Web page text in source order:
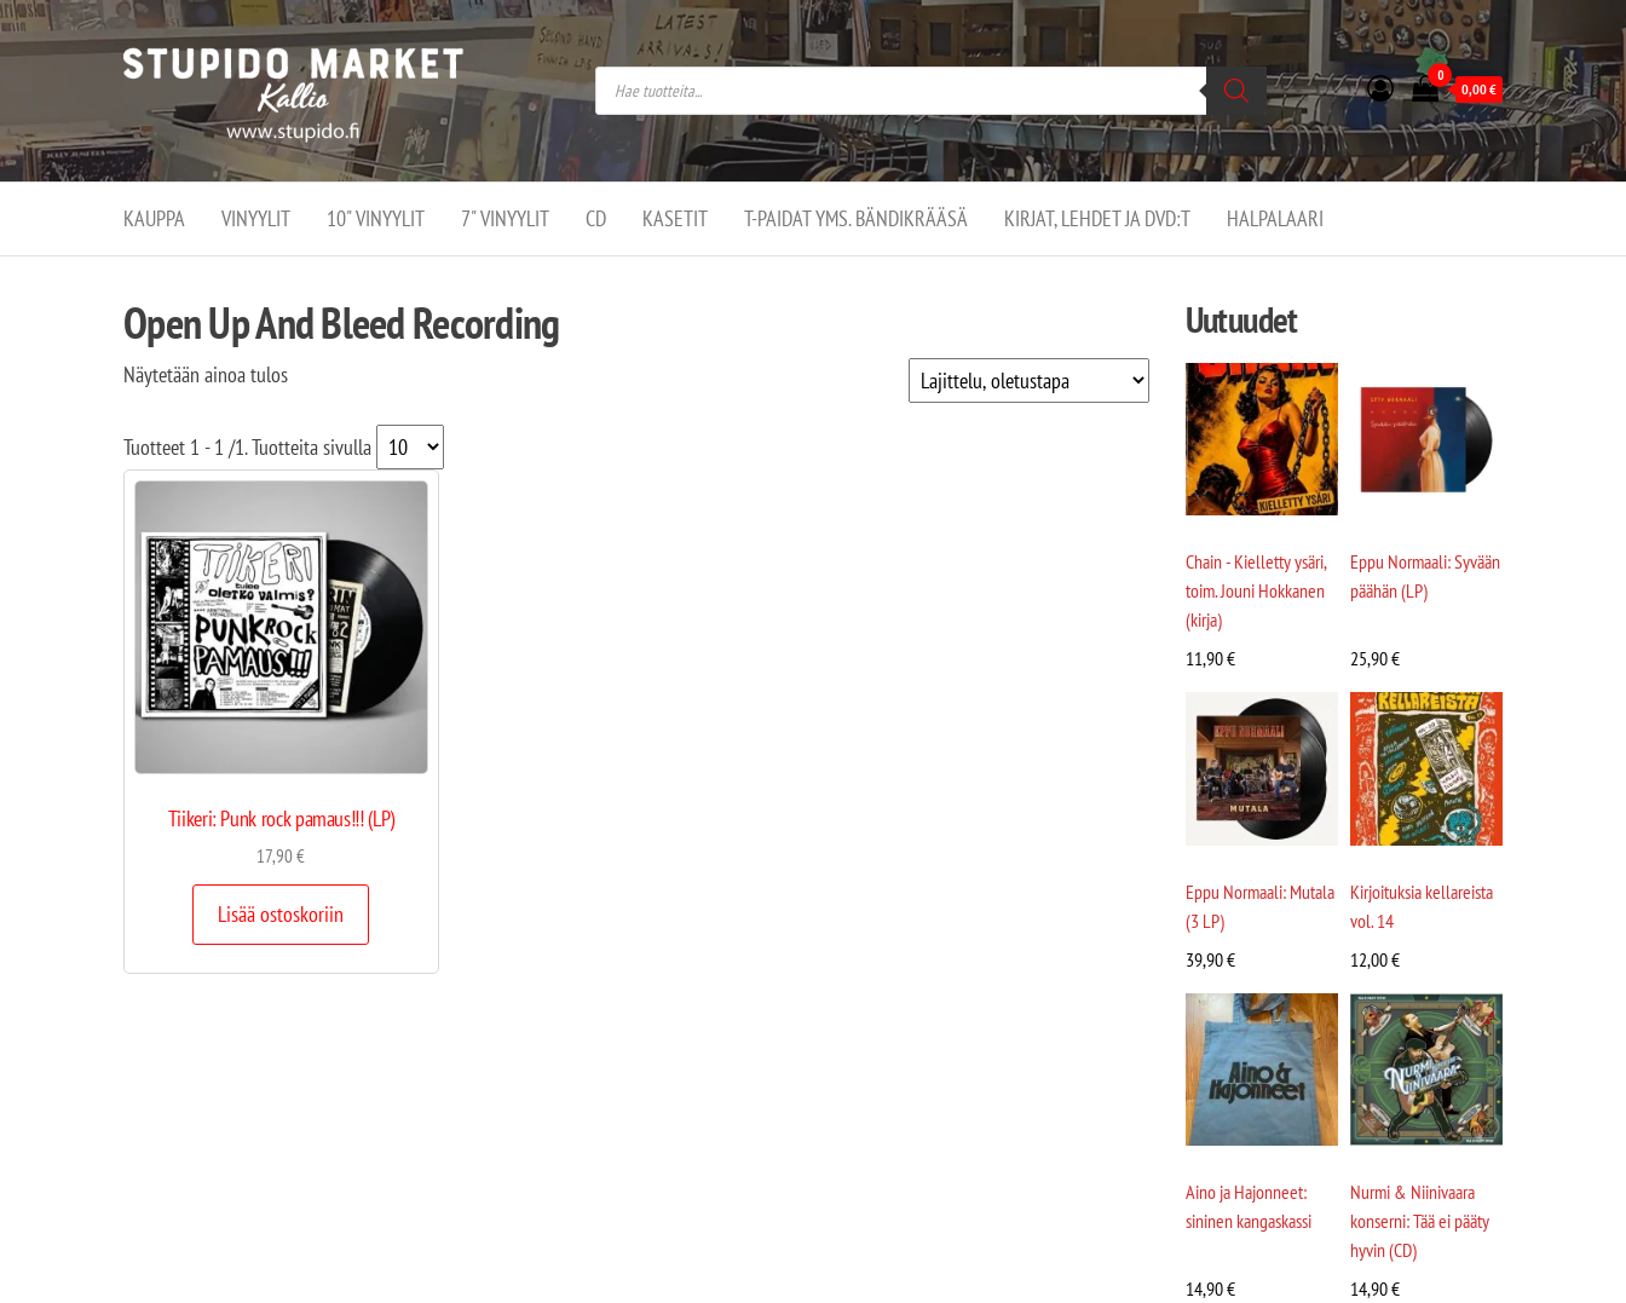
Stupido
Market –
verkossa
ja
kivijalassa
Stupido Market on
vaihtoehtomusaan
erikoistunut
verkko- sekä
kivijalkakauppa
Helsingissä
Kallion
0
0,00€
KAUPPA VINYYLIT 10" VINYYLIT 7" VINYYLIT CD KASETIT T-PAIDAT YMS. BÄNDIKRÄÄSÄ KIRJAT, LEHDET JA DVD:T HALPALAARI
Open Up And Bleed Recording
Näytetään ainoa tulos
Tuotteet 1 - 1 /1. Tuotteita sivulla
Tiikeri: Punk rock pamaus!!! (LP)
17,90€
Lisää ostoskoriin
Uutuudet
Chain - Kielletty ysäri,
toim. Jouni Hokkanen
(kirja)
11,90€
Eppu Normaali: Syvään
päähän (LP)
25,90€
Eppu Normaali: Mutala
(3 LP)
39,90€
Kirjoituksia kellareista
vol. 14
12,00€
Aino ja Hajonneet:
sininen kangaskassi
14,90€
Nurmi & Niinivaara
konserni: Tää ei pääty
hyvin (CD)
14,90€